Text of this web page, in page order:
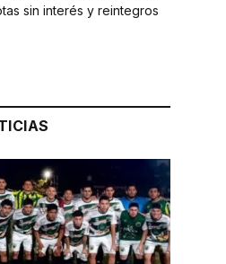
sin interés y reintegros